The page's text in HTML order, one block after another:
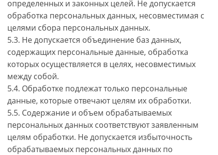
определенных и законных целей. Не допускается
обработка персональных данных, несовместимая с
целями сбора персональных данных.
5.3. Не допускается объединение баз данных,
содержащих персональные данные, обработка
которых осуществляется в целях, несовместимых
между собой.
5.4. Обработке подлежат только персональные
данные, которые отвечают целям их обработки.
5.5. Содержание и объем обрабатываемых
персональных данных соответствуют заявленным
целям обработки. Не допускается избыточность
обрабатываемых персональных данных по